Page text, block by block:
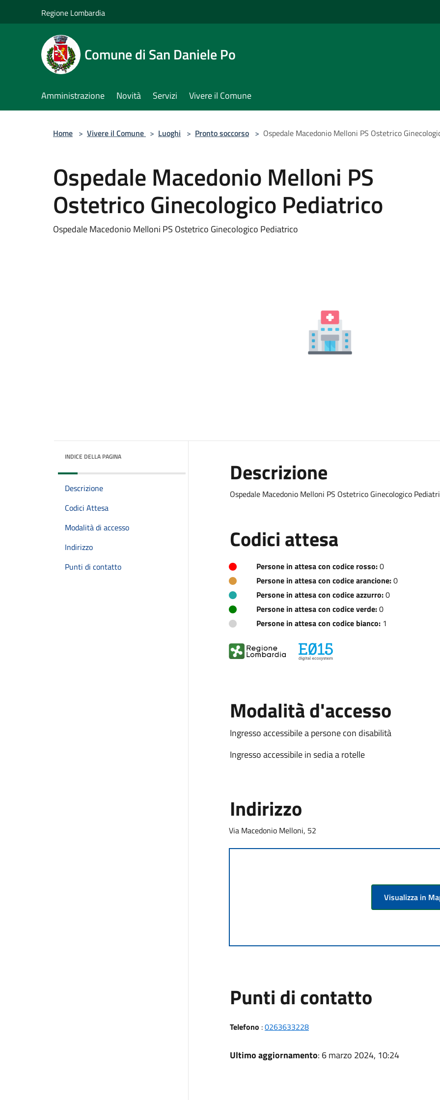
Regione Lombardia
Comune di San Daniele Po
Amministrazione Novità Servizi Vivere il Comune
Home > Vivere il Comune > Luoghi > Pronto soccorso > Ospedale Macedonio Melloni PS Ostetrico
Ospedale Macedonio Melloni PS
Ostetrico Ginecologico Pediatrico
Ospedale Macedonio Melloni PS Ostetrico Ginecologico Pediatrico
INDICE DELLA PAGINA
Descrizione
Codici Attesa
Modalità di accesso
Indirizzo
Punti di contatto
Descrizione
Ospedale Macedonio Melloni PS Ostetrico Ginecologico
Codici attesa
Persone in attesa con codice rosso:0
Persone in attesa con codice arancione:0
Persone in attesa con codice azzurro:0
Persone in attesa con codice verde:0
Persone in attesa con codice bianco:1
Modalità d'accesso
Ingresso accessibile a persone con disabilità
Ingresso accessibile in sedia a rotelle
Indirizzo
Via Macedonio Melloni, 52
Visualizza in
Punti di contatto
Telefono :0263633228
Ultimo aggiornamento: 6 marzo 2024, 10:24